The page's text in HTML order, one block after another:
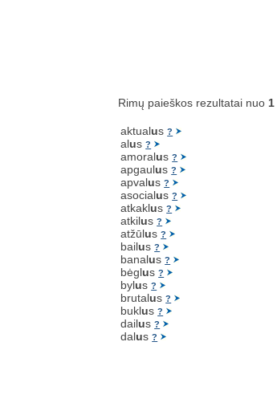
Rimų paieškos rezultatai nuo 1
aktualus?
alus?
amoralus?
apgaulus?
apvalus?
asocialus?
atkaklus?
atkilus?
atžūlus?
bailus?
banalus?
bėglus?
bylus?
brutalus?
buklus?
dailus?
dalus?